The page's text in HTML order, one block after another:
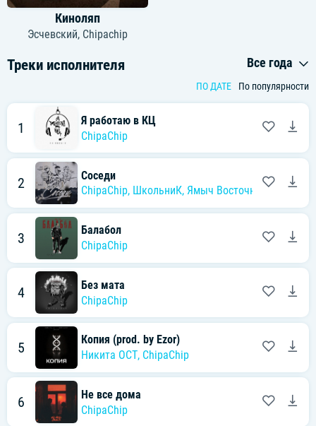
Киноляп
Эсчевский, Chipachip
Треки исполнителя Все года
ПО ДАТЕ По популярности
1
Я работаю в КЦ
ChipaChip
2
Соседи
ChipaChip, ШкольниК, Ямыч Восточный Округ
3
Балабол
ChipaChip
4
Без мата
ChipaChip
5
Копия (prod. by Ezor)
Никита ОСТ, ChipaChip
6
Не все дома
ChipaChip